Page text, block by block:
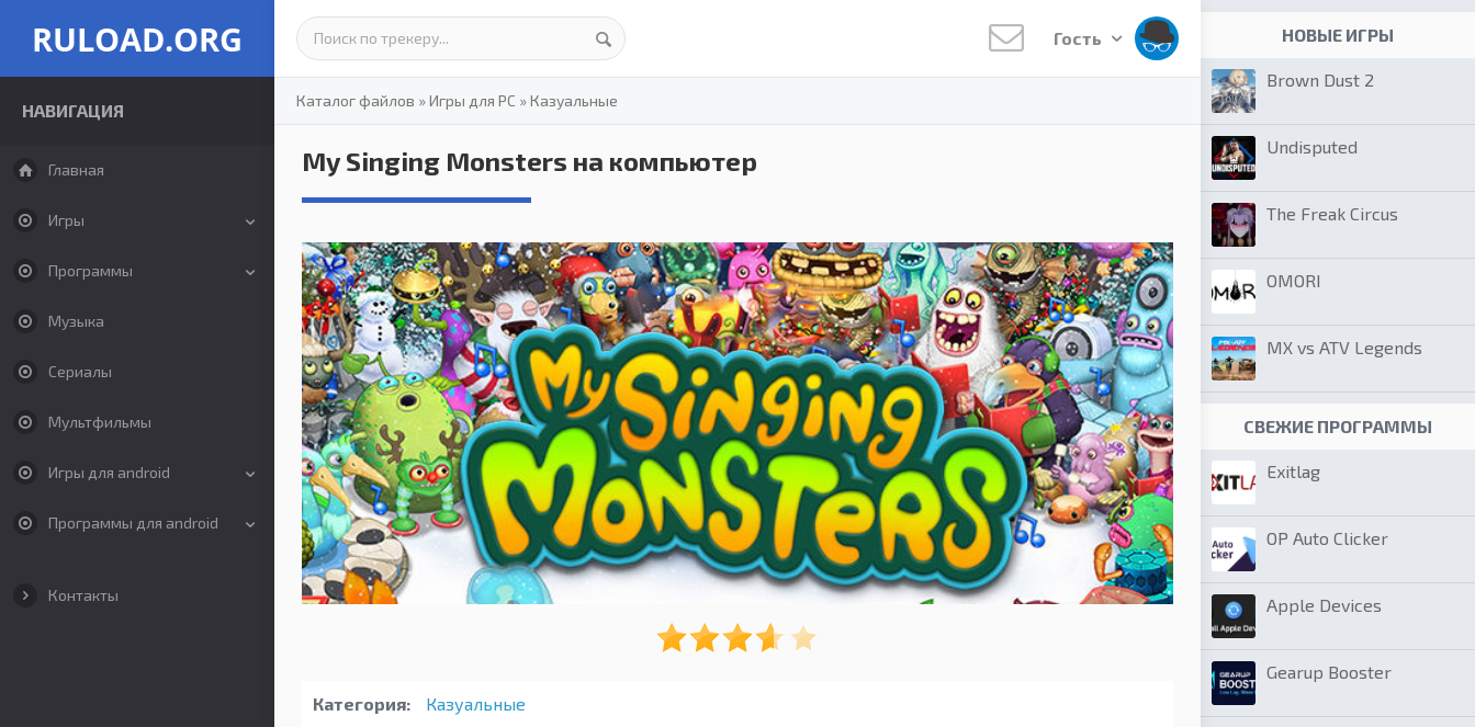
RULOAD.ORG
НАВИГАЦИЯ
Главная
Игры
Программы
Музыка
Сериалы
Мультфильмы
Игры для android
Программы для android
Контакты
Гость
Каталог файлов »Игры для PC »Казуальные
My Singing Monsters на компьютер
Категория: Казуальные
НОВЫЕ ИГРЫ
Brown Dust 2
Undisputed
The Freak Circus
OMORI
MX vs ATV Legends
СВЕЖИЕ ПРОГРАММЫ
Exitlag
OP Auto Clicker
Apple Devices
Gearup Booster